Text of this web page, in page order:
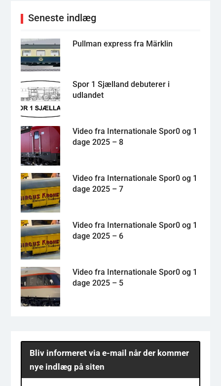
Seneste indlæg
Pullman express fra Märklin
Spor 1 Sjælland debuterer i
udlandet
Video fra Internationale Spor0 og 1
dage 2025 – 8
Video fra Internationale Spor0 og 1
dage 2025 – 7
Video fra Internationale Spor0 og 1
dage 2025 – 6
Video fra Internationale Spor0 og 1
dage 2025 – 5
Bliv informeret via e-mail når der kommer
nye indlæg på siten